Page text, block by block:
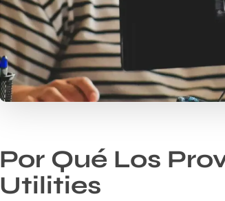
Por Qué Los
Utilities